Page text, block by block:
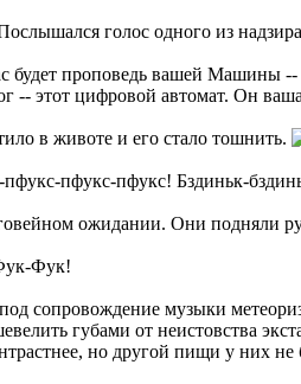
голос одного из
проповедь вашей Машины
этот цифровой автомат. Он
в животе и его стало тошнить.
пфукс-пфукс! Бздиньк-
ожидании. Они подняли
Фук!
сопровождение музыки
губами от неистовства
но другой пищи у них